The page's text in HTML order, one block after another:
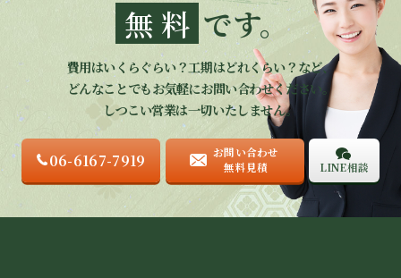
無料 です。
費用はいくらぐらい？工期はどれくらい？など、
どんなことでもお気軽にお問い合わせください。
しつこい営業は一切いたしません。
06-6167-7919
お問い合わせ
無料見積
LINE相談